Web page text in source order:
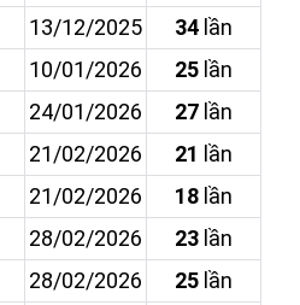
13/12/2025 34 lần
10/01/2026 25 lần
24/01/2026 27 lần
21/02/2026 21 lần
21/02/2026 18 lần
28/02/2026 23 lần
28/02/2026 25 lần